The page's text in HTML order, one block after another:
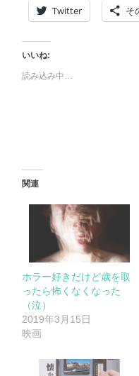
Twitter そ
いいね:
読み込み中…
関連
ホラー好きだけど歳を取
ったら怖くなくなった
（泣）
2019年3月15日
映画